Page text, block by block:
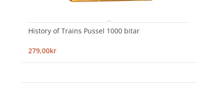
History of Trains Pussel 1000 bitar
279,00kr